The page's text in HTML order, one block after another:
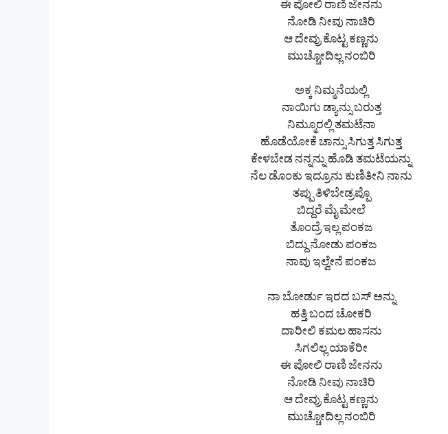
ಈ ಪೋಲಿ ರಾಣಿ ಜೇನನು
ನೋಡಿ ನೀವು ನಾಚಿರಿ
ಆ ದೇವ್ರು ಕೊಟ್ಟ ಕಣ್ಣನು
ಮುಚ್ಚೋದಿಲ್ಲ ನಂಬಿರಿ
ಅಕ್ಕ ನಿಮ್ಮನೆಯಲ್ಲಿ
ನಾಯಿಗು ಡ್ಯಾನ್ಸು ಬರುತ್ತ
ನಿಮ್ಮೂರಲ್ಲಿ ತಮಟೆನಾ
ಹೊಡೆಯೋಕೆ ಚಾನ್ಸು ಸಿಗುತ್ತ ಸಿಗುತ್ತ
ಕೇಳಬೇಡ ನನ್ನನ್ನು ಹೊಡಿ ತಮಟೆಯನ್ನು
ನೆಲ ಡೊಂಕು ಇದ್ರೂನು ಕುಣಿತೀನಿ ನಾನು
ತಪ್ಪು ತಿಳಿಬೇಡ್ರಪ್ಪೊ
ಬಿದ್ದರೆ ಮೈ ಮೇಲೆ
ತೊಂದ್ರೆ ಇಲ್ಲ ಪಂಕಜ
ಬಿದ್ದು ನೋಡು ಪಂಕಜ
ನಾವು ಇಲ್ವೇನೆ ಪಂಕಜ
ನಾ ಬೋರ್ಡು ಇರದ ಬಸ್ ಅನ್ನು
ಹತ್ತಿ ಬಂದ ಚೋಕರಿ
ದಾರೀಲಿ ಕಮಲ ಹಾಸನು
ಸಿಗಲಿಲ್ಲ ಯಾಕೆರೀ
ಈ ಪೋಲಿ ರಾಣಿ ಜೇನನು
ನೋಡಿ ನೀವು ನಾಚಿರಿ
ಆ ದೇವ್ರು ಕೊಟ್ಟ ಕಣ್ಣನು
ಮುಚ್ಚೋದಿಲ್ಲ ನಂಬಿರಿ